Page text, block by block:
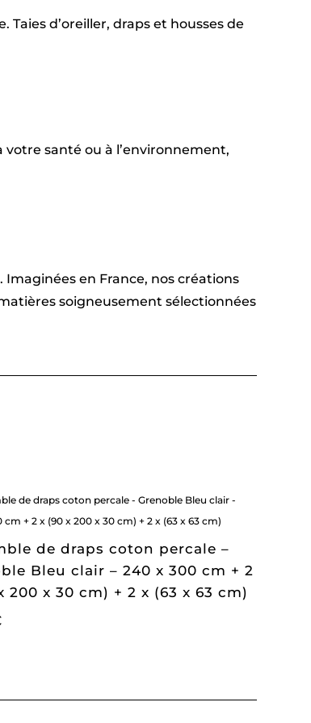
d’oreiller, draps et housses de
votre santé ou à l’environnement,
en France, nos créations
soigneusement sélectionnées
de draps coton percale –
Bleu clair – 240 x 300 cm + 2
200 x 30 cm) + 2 x (63 x 63 cm)